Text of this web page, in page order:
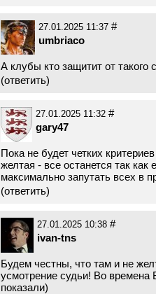
27.01.2025 11:37 #
umbriaco
А клубы кто защитит от такого
(ответить)
27.01.2025 11:32 #
gary47
Пока не будет четких
желтая - все останется так
максимально запутать всех в
(ответить)
27.01.2025 10:38 #
ivan-tns
Будем честны, что там и не
усмотрение судьи! Во
показали)